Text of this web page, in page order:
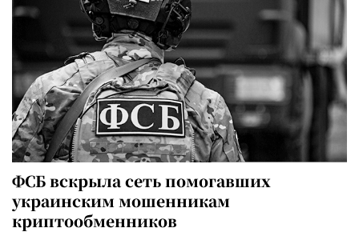
ФСБ вскрыла сеть помогавших
украинским мошенникам
криптообменников